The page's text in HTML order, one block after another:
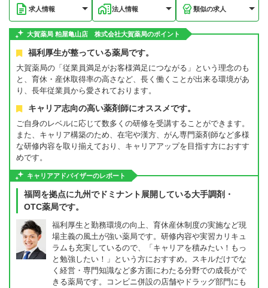
求人情報 法人情報 類似の求人
大賀薬局 粕屋亀山店 株式会社大賀薬局のポイント
福利厚生が整っている薬局です。
大賀薬局の「従業員満足がお客様満足につながる」という理念のも
と、育休・産休取得率の高さなど、長く働くことが出来る環境があ
り、長年従業員から愛されております。
キャリア志向の高い薬剤師にオススメです。
ご自身のレベルに応じて数多くの研修を受講することができます。
また、キャリア構築のため、在宅や漢方、がん専門薬剤師など多様
な研修内容を取り揃えており、キャリアアップを目指す方におすす
めです。
キャリアアドバイザーのレポート
福岡を拠点に九州でドミナント展開している大手調剤・
OTC薬局です。
福利厚生と勤務環境の向上、育休産休制度の実施など現
場主義の風土が強い薬局です。研修内容や実習カリキュ
ラムも充実しているので、「キャリアを積みたい！もっ
と勉強したい！」という方におすすめ。スキルだけでな
く経営・専門知識など多方面にわたる分野での成長がで
きる薬局です。コンビニ併設の店舗やドラッグ部門にも